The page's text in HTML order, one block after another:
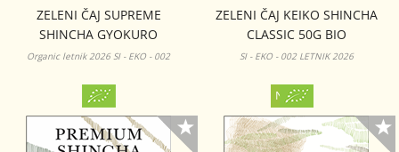
ZELENI ČAJ SUPREME
SHINCHA GYOKURO
TSUYUHIKARI KAGOSHIMA
Organic letnik 2026 SI - EKO - 002
ZELENI ČAJ KEIKO SHINCHA
CLASSIC 50G BIO
SI - EKO - 002 LETNIK 2026